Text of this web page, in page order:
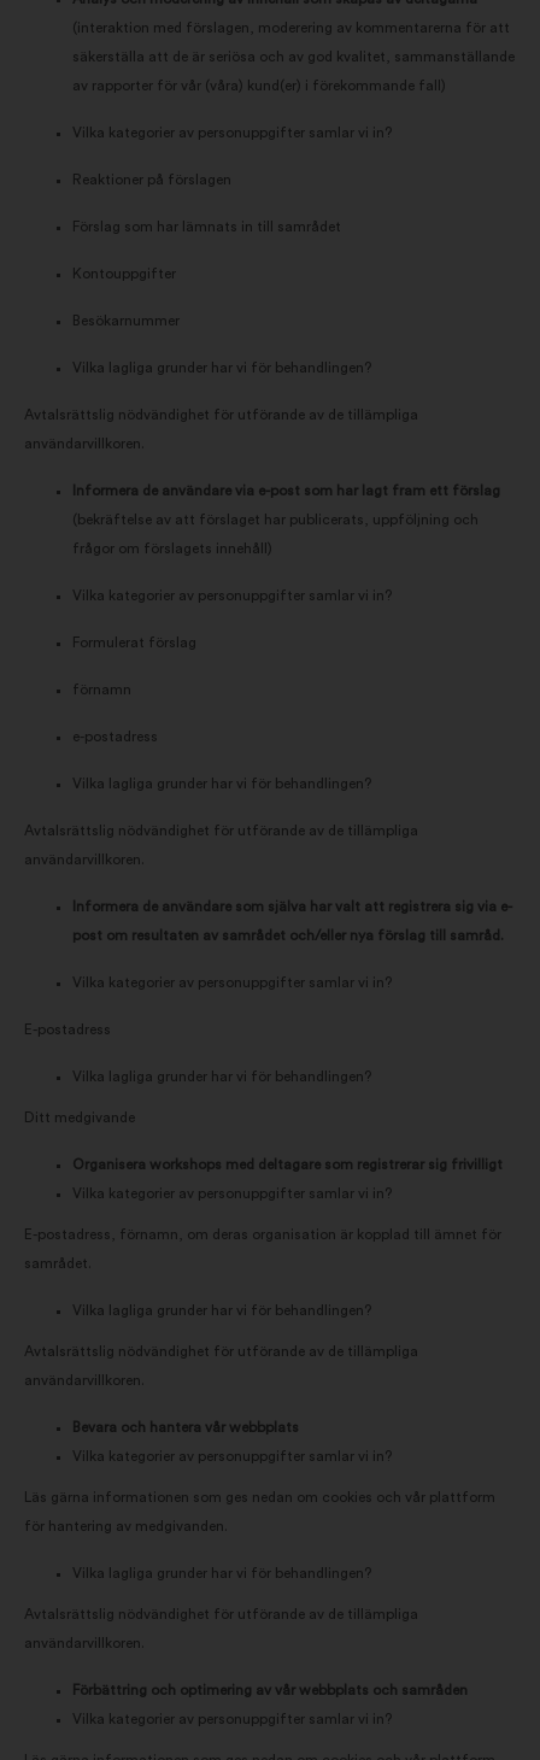
(interaktion med förslagen, moderering av kommentarerna för att
säkerställa att de är seriösa och av god kvalitet, sammanställande
av rapporter för vår (våra) kund(er) i förekommande fall)
Vilka kategorier av personuppgifter samlar vi in?
Reaktioner på förslagen
Förslag som har lämnats in till samrådet
Kontouppgifter
Besökarnummer
Vilka lagliga grunder har vi för behandlingen?
Avtalsrättslig nödvändighet för utförande av de tillämpliga
användarvillkoren.
Informera de användare via e-post som har lagt fram ett förslag
(bekräftelse av att förslaget har publicerats, uppföljning och
frågor om förslagets innehåll)
Vilka kategorier av personuppgifter samlar vi in?
Formulerat förslag
förnamn
e-postadress
Vilka lagliga grunder har vi för behandlingen?
Avtalsrättslig nödvändighet för utförande av de tillämpliga
användarvillkoren.
Informera de användare som själva har valt att registrera sig via e-
post om resultaten av samrådet och/eller nya förslag till samråd.
Vilka kategorier av personuppgifter samlar vi in?
E-postadress
Vilka lagliga grunder har vi för behandlingen?
Ditt medgivande
Organisera workshops med deltagare som registrerar sig frivilligt
Vilka kategorier av personuppgifter samlar vi in?
E-postadress, förnamn, om deras organisation är kopplad till ämnet för
samrådet.
Vilka lagliga grunder har vi för behandlingen?
Avtalsrättslig nödvändighet för utförande av de tillämpliga
användarvillkoren.
Bevara och hantera vår webbplats
Vilka kategorier av personuppgifter samlar vi in?
Läs gärna informationen som ges nedan om cookies och vår plattform
för hantering av medgivanden.
Vilka lagliga grunder har vi för behandlingen?
Avtalsrättslig nödvändighet för utförande av de tillämpliga
användarvillkoren.
Förbättring och optimering av vår webbplats och samråden
Vilka kategorier av personuppgifter samlar vi in?